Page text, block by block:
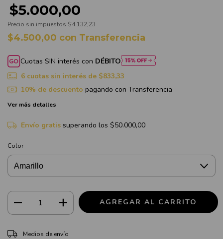
$5.000,00
Precio sin impuestos $4.132,23
$4.500,00 con Transferencia
Cuotas SIN interés con DÉBITO
6 cuotas sin interés de $833,33
10% de descuento pagando con Transferencia
Ver más detalles
Envío gratis superando los $50.000,00
Color
Entregas para el CP:
Medios de envío